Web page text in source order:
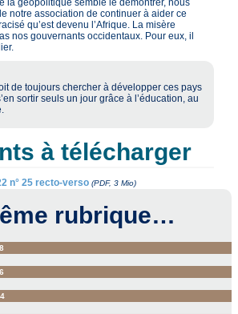
la géopolitique semble le démontrer, nous
notre association de continuer à aider ce
qu’est devenu l’Afrique. La misère
nos gouvernants occidentaux. Pour eux, il
de toujours chercher à développer ces pays
sortir seuls un jour grâce à l’éducation, au
à télécharger
n° 25 recto-verso (PDF, 3 Mio)
rubrique…